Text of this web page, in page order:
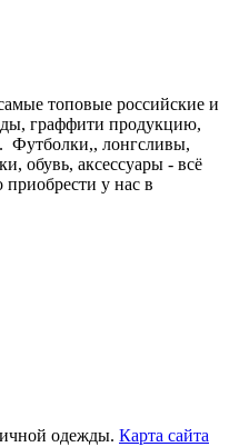
топовые российские и
граффити продукцию,
Футболки,, лонгсливы,
обувь, аксессуары - всё
у нас в
одежды. Карта сайта